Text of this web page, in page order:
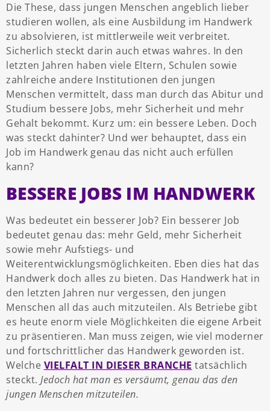
Die These, dass jungen Menschen angeblich lieber
studieren wollen, als eine Ausbildung im Handwerk
zu absolvieren, ist mittlerweile weit verbreitet.
Sicherlich steckt darin auch etwas wahres. In den
letzten Jahren haben viele Eltern, Schulen sowie
zahlreiche andere Institutionen den jungen
Menschen vermittelt, dass man durch das Abitur und
Studium bessere Jobs, mehr Sicherheit und mehr
Gehalt bekommt. Kurz um: ein bessere Leben. Doch
was steckt dahinter? Und wer behauptet, dass ein
Job im Handwerk genau das nicht auch erfüllen
kann?
BESSERE JOBS IM HANDWERK
Was bedeutet ein besserer Job? Ein besserer Job
bedeutet genau das: mehr Geld, mehr Sicherheit
sowie mehr Aufstiegs- und
Weiterentwicklungsmöglichkeiten. Eben dies hat das
Handwerk doch alles zu bieten. Das Handwerk hat in
den letzten Jahren nur vergessen, den jungen
Menschen all das auch mitzuteilen. Als Betriebe gibt
es heute enorm viele Möglichkeiten die eigene Arbeit
zu präsentieren. Man muss zeigen, wie viel moderner
und fortschrittlicher das Handwerk geworden ist.
Welche VIELFALT IN DIESER BRANCHE tatsächlich
steckt. Jedoch hat man es versäumt, genau das den
jungen Menschen mitzuteilen.